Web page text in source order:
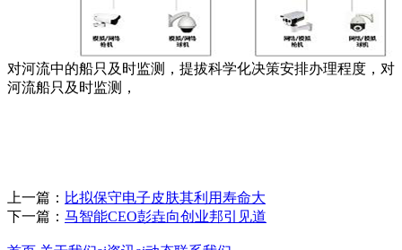
对河流中的船只及时监测，提拔科学化决策安排办理程度，对
河流船只及时监测，
上一篇： 比拟保守电子皮肤其利用寿命大
下一篇： 马智能CEO彭垚向创业邦引见道